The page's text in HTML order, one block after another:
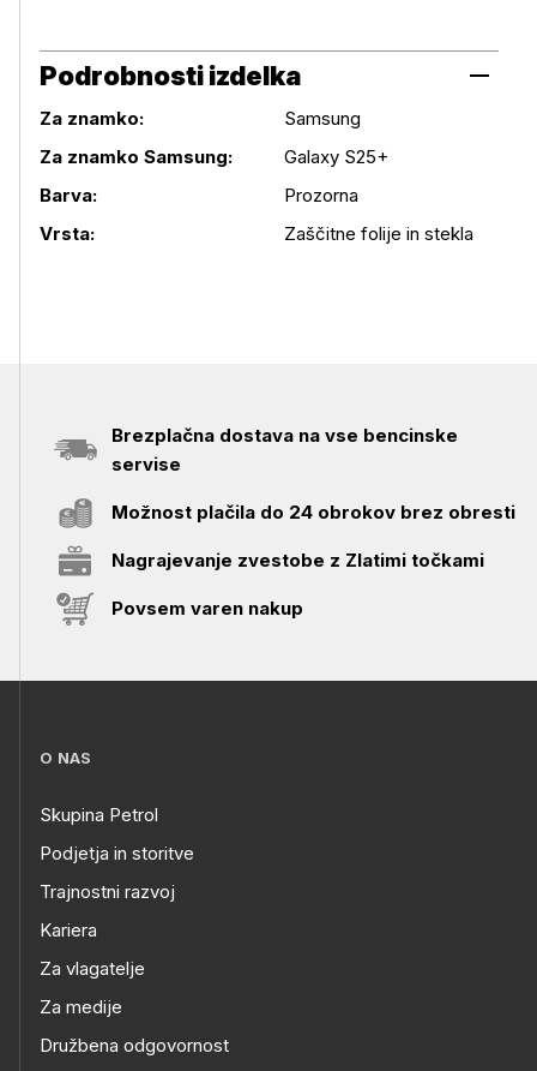
Podrobnosti izdelka
Za znamko:
Samsung
Za znamko Samsung:
Galaxy S25+
Barva:
Prozorna
Vrsta:
Zaščitne folije in stekla
Brezplačna dostava na vse bencinske
servise
Možnost plačila do 24 obrokov brez obresti
Nagrajevanje zvestobe z Zlatimi točkami
Povsem varen nakup
O NAS
Skupina Petrol
Podjetja in storitve
Trajnostni razvoj
Kariera
Za vlagatelje
Za medije
Družbena odgovornost